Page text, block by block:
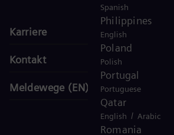
Spanish
Philippines
English
Poland
Polish
Portugal
Portuguese
Qatar
English / Arabic
Romania
Karriere
Kontakt
Meldewege (EN)